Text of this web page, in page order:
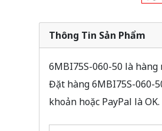
Thông Tin Sản Phẩm
6MBI75S-060-50 là
Đặt hàng 6MBI75S-060-
khoản hoặc PayPal là OK.